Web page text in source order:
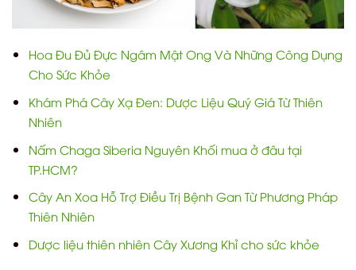
Hoa Đu Đủ Đực Ngâm Mật Ong Và Những Công Dụng
Cho Sức Khỏe
Khám Phá Cây Xạ Đen: Dược Liệu Quý Giá Từ Thiên
Nhiên
Nấm Chaga Siberia Nguyên Khối mua ở đâu tại
TP.HCM?
Cây An Xoa Hỗ Trợ Điều Trị Bệnh Gan Từ Phương Pháp
Thiên Nhiên
Dược liệu thiên nhiên Cây Xương Khỉ cho sức khỏe